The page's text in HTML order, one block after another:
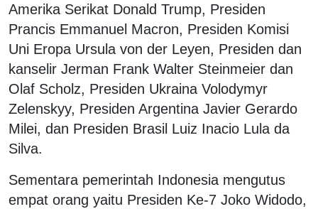
Amerika Serikat Donald Trump, Presiden
Prancis Emmanuel Macron, Presiden Komisi
Uni Eropa Ursula von der Leyen, Presiden dan
kanselir Jerman Frank Walter Steinmeier dan
Olaf Scholz, Presiden Ukraina Volodymyr
Zelenskyy, Presiden Argentina Javier Gerardo
Milei, dan Presiden Brasil Luiz Inacio Lula da
Silva.
Sementara pemerintah Indonesia mengutus
empat orang yaitu Presiden Ke-7 Joko Widodo,